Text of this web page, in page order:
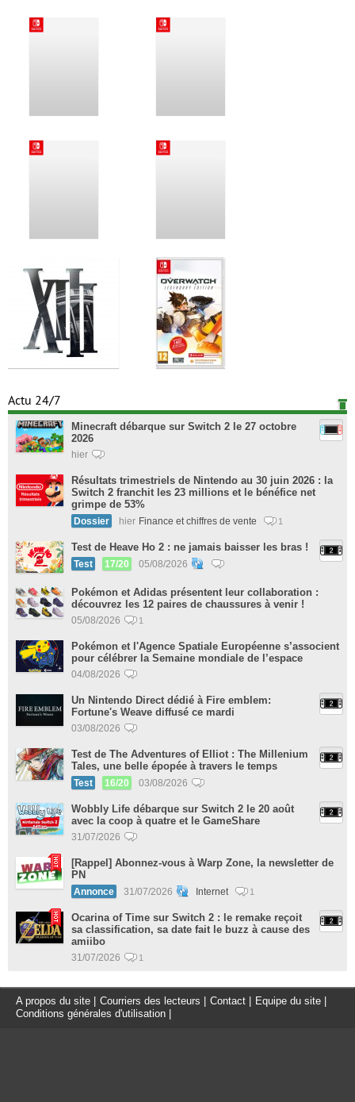
Actu 24/7
Minecraft débarque sur Switch 2 le 27 octobre
2026
hier
Résultats trimestriels de Nintendo au 30 juin 2026 : la
Switch 2 franchit les 23 millions et le bénéfice net
grimpe de 53%
Dossier hier Finance et chiffres de vente 1
Test de Heave Ho 2 : ne jamais baisser les bras !
Test 17/20 05/08/2026
Pokémon et Adidas présentent leur collaboration :
découvrez les 12 paires de chaussures à venir !
05/08/2026 1
Pokémon et l'Agence Spatiale Européenne s’associent
pour célébrer la Semaine mondiale de l’espace
04/08/2026
Un Nintendo Direct dédié à Fire emblem:
Fortune's Weave diffusé ce mardi
03/08/2026
Test de The Adventures of Elliot : The Millenium
Tales, une belle épopée à travers le temps
Test 16/20 03/08/2026
Wobbly Life débarque sur Switch 2 le 20 août
avec la coop à quatre et le GameShare
31/07/2026
[Rappel] Abonnez-vous à Warp Zone, la newsletter de
PN
Annonce 31/07/2026 Internet 1
Ocarina of Time sur Switch 2 : le remake reçoit
sa classification, sa date fait le buzz à cause des
amiibo
31/07/2026 1
A propos du site Courriers des lecteurs Contact Equipe du site
Conditions générales d'utilisation